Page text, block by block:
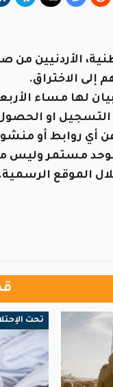
الأردنيين
إلى الاختراق.
لها مساء
او
أي روابط أو
مستمر وليس
الموقع الرسمية.
تحت